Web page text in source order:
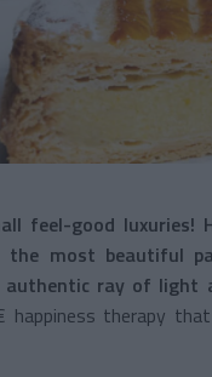
feel-good luxuries!
most beautiful
authentic ray of light
happiness therapy